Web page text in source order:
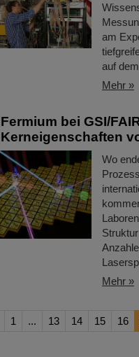
am
auf
Mehr »
Fermium bei GSI/
Kerneigenschaften
Wo
Mehr »
1 ... 13 14 15 16